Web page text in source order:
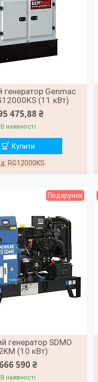
генератор Genmac
(11 кВт)
475,88 ₴
В наявності
Купити
RG12000KS
Подарунок
генератор SDMO
(10 кВт)
590 ₴
В наявності